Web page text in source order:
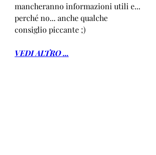
mancheranno informazioni utili e...
perché no... anche qualche
consiglio piccante ;)
VEDI ALTRO ...